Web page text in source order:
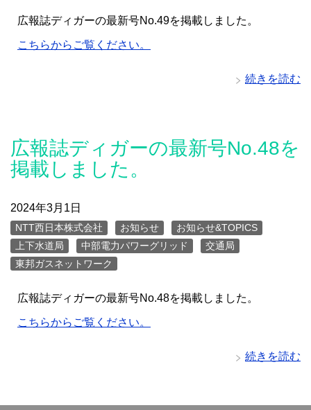
広報誌ディガーの最新号No.49を掲載しました。
こちらからご覧ください。
続きを読む
広報誌ディガーの最新号No.48を
掲載しました。
2024年3月1日
NTT西日本株式会社 お知らせ
お知らせ&TOPICS
上下水道局
中部電力パワーグリッド
交通局
東邦ガスネットワーク
広報誌ディガーの最新号No.48を掲載しました。
こちらからご覧ください。
続きを読む